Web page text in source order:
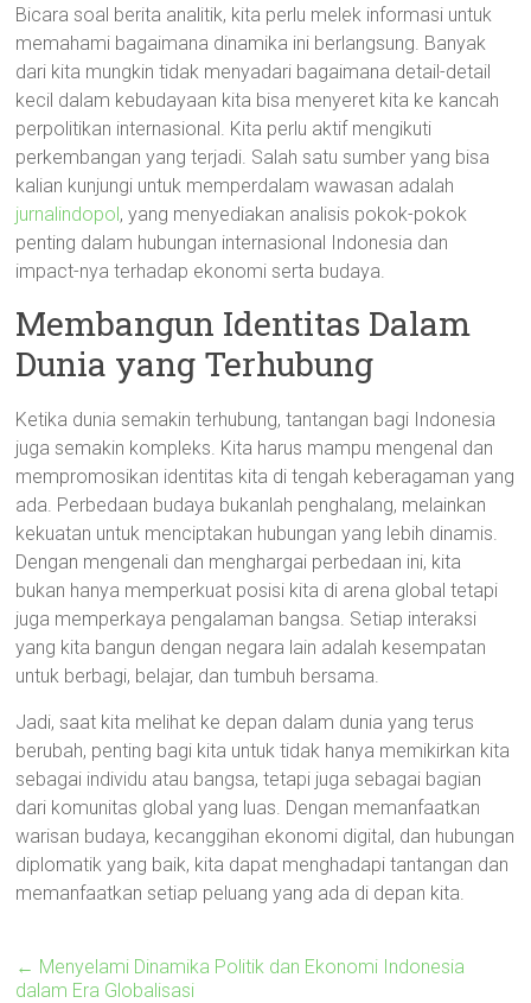
Bicara soal berita analitik, kita perlu melek informasi untuk
memahami bagaimana dinamika ini berlangsung. Banyak
dari kita mungkin tidak menyadari bagaimana detail-detail
kecil dalam kebudayaan kita bisa menyeret kita ke kancah
perpolitikan internasional. Kita perlu aktif mengikuti
perkembangan yang terjadi. Salah satu sumber yang bisa
kalian kunjungi untuk memperdalam wawasan adalah
jurnalindopol, yang menyediakan analisis pokok-pokok
penting dalam hubungan internasional Indonesia dan
impact-nya terhadap ekonomi serta budaya.
Membangun Identitas Dalam
Dunia yang Terhubung
Ketika dunia semakin terhubung, tantangan bagi Indonesia
juga semakin kompleks. Kita harus mampu mengenal dan
mempromosikan identitas kita di tengah keberagaman yang
ada. Perbedaan budaya bukanlah penghalang, melainkan
kekuatan untuk menciptakan hubungan yang lebih dinamis.
Dengan mengenali dan menghargai perbedaan ini, kita
bukan hanya memperkuat posisi kita di arena global tetapi
juga memperkaya pengalaman bangsa. Setiap interaksi
yang kita bangun dengan negara lain adalah kesempatan
untuk berbagi, belajar, dan tumbuh bersama.
Jadi, saat kita melihat ke depan dalam dunia yang terus
berubah, penting bagi kita untuk tidak hanya memikirkan kita
sebagai individu atau bangsa, tetapi juga sebagai bagian
dari komunitas global yang luas. Dengan memanfaatkan
warisan budaya, kecanggihan ekonomi digital, dan hubungan
diplomatik yang baik, kita dapat menghadapi tantangan dan
memanfaatkan setiap peluang yang ada di depan kita.
← Menyelami Dinamika Politik dan Ekonomi Indonesia
dalam Era Globalisasi